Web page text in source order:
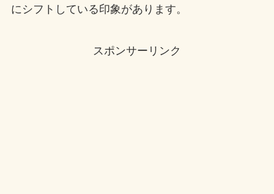
にシフトしている印象があります。
スポンサーリンク